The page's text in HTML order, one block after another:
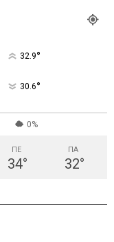
32.9°
30.6°
0%
ΠΕ
34°
ΠΑ
32°